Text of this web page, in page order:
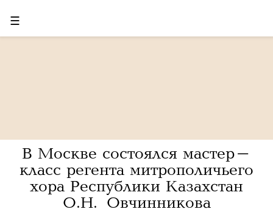
☰
В Москве состоялся мастер-
класс регента митрополичьего
хора Республики Казахстан
О.Н. Овчинникова